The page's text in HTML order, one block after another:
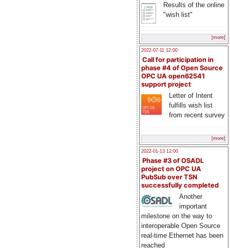
Results of the online
"wish list"
[more]
2022-07-11 12:00
Call for participation in
phase #4 of Open Source
OPC UA open62541
support project
Letter of Intent
fulfills wish list
from recent survey
[more]
2022-01-13 12:00
Phase #3 of OSADL
project on OPC UA
PubSub over TSN
successfully completed
Another
important
milestone on the way to
interoperable Open Source
real-time Ethernet has been
reached